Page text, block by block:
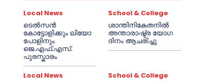
Local News
ടെൽസൻ
കോട്ടോളിക്കും ലിയോ
പോളിനും
ജെ.എഫ്.എസ്.
പുരസ്കാരം
School & College
ശാന്തിനികേതനിൽ
അന്താരാഷ്ട്ര യോഗ
ദിനം ആചരിച്ചു
Local News School & College